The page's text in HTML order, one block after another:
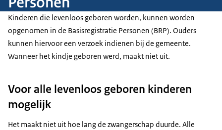
Kinderen die levenloos geboren worden, kunnen worden
opgenomen in de Basisregistratie Personen (BRP). Ouders
kunnen hiervoor een verzoek indienen bij de gemeente.
Wanneer het kindje geboren werd, maakt niet uit.
Voor alle levenloos geboren kinderen
mogelijk
Het maakt niet uit hoe lang de zwangerschap duurde. Alle